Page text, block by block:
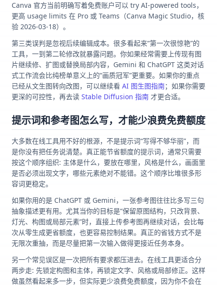
Canva 官方当前明确写着免费账户可以 try AI-powered tools，
更高 usage limits 在 Pro 或 Teams（Canva Magic Studio，核
验 2026-03-18）。
第三类误判是忽视后续编辑成本。很多看起来“第一次很惊艳”的
工具，一到第二轮修改就暴露问题。你如果经常需要上传现有图
片继续修、扩图或替换局部内容，Gemini 和 ChatGPT 这类对话
式工作流会比纯榜单意义上的“画质冠军”更重要。如果你的重点
已经从文生图转向改图，可以继续看 AI 图生图指南；如果你需要
更深的可控性，再去读 Stable Diffusion 指南 才更合适。
提示词和参考图怎么写，才能少浪费免费额度
大多数在线工具用不好的根源，不是提示词“写得不够华丽”，而
是你没有把任务说清楚。真正能节省额度的提示词，通常只需要
按这个顺序组织: 主体是什么，要放在哪里，风格是什么，画面里
是否必须出现文字，哪些元素绝对不能错。这个顺序比堆很多形
容词更稳定。
如果你用的是 ChatGPT 或 Gemini，一张参考图往往比多写三句
抽象描述更有用。尤其当你的目标是“保留原图结构，只改背景、
灯光、构图或局部元素”时，直接上传参考图再继续对话，会比每
次从零生成更省额度，也更容易控制结果。真正的省钱方式不是
无限次重抽，而是尽量把第一次输入做得更接近任务本身。
另一个常见误区是一次把所有要求都压进去。在线工具更适合分
两步走: 先锁定构图和主体，再锁定文字、风格或局部修正。这样
做虽然看起来多一步，但实际更少浪费免费额度，因为你不会在